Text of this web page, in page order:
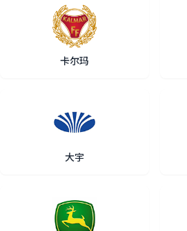
卡尔玛
大宇